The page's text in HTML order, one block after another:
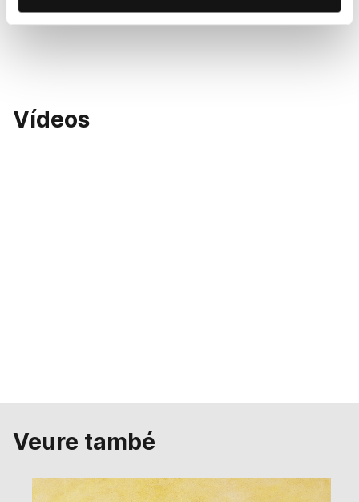
Vídeos
Veure també